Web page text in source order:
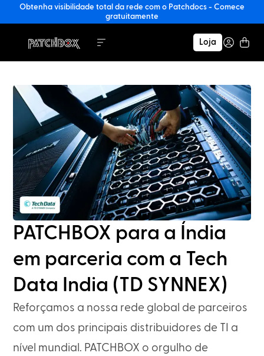
Obtenha visibilidade total da rede com o Patchdocs - Comece
gratuitamente
Loja
PATCHBOX para a Índia
em parceria com a Tech
Data India (TD SYNNEX)
Reforçamos a nossa rede global de parceiros
com um dos principais distribuidores de TI a
nível mundial. PATCHBOX o orgulho de